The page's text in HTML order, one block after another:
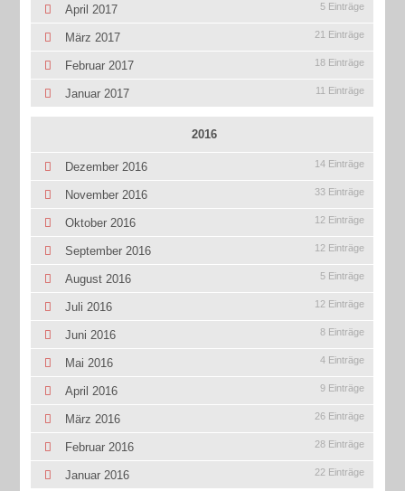
April 2017 5 Einträge
März 2017 21 Einträge
Februar 2017 18 Einträge
Januar 2017 11 Einträge
2016
Dezember 2016 14 Einträge
November 2016 33 Einträge
Oktober 2016 12 Einträge
September 2016 12 Einträge
August 2016 5 Einträge
Juli 2016 12 Einträge
Juni 2016 8 Einträge
Mai 2016 4 Einträge
April 2016 9 Einträge
März 2016 26 Einträge
Februar 2016 28 Einträge
Januar 2016 22 Einträge